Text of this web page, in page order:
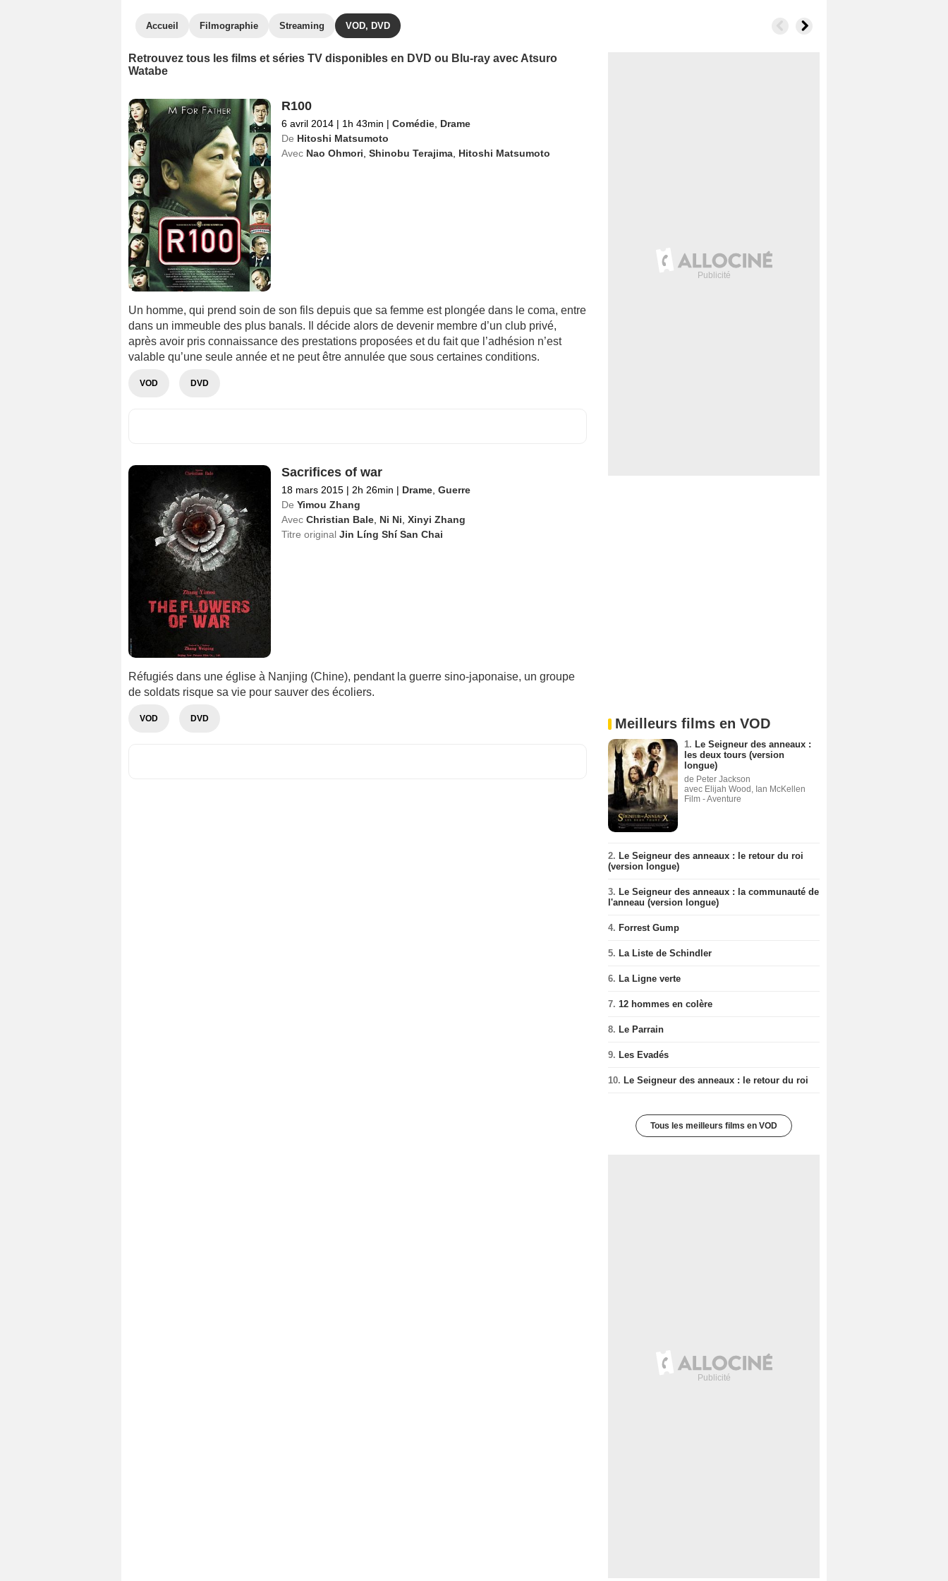
Accueil Filmographie Streaming VOD, DVD
Retrouvez tous les films et séries TV disponibles en DVD ou Blu-ray avec Atsuro
Watabe
R100
6 avril 2014 | 1h 43min | Comédie, Drame
De Hitoshi Matsumoto
Avec Nao Ohmori Shinobu Terajima, Hitoshi Matsumoto
Un homme, qui prend soin de son fils depuis que sa femme est plongée dans le coma, entre
dans un immeuble des plus banals. Il décide alors de devenir membre d’un club privé,
après avoir pris connaissance des prestations proposées et du fait que l’adhésion n’est
valable qu’une seule année et ne peut être annulée que sous certaines conditions.
VOD DVD
Sacrifices of war
18 mars 2015 | 2h 26min | Drame, Guerre
De Yimou Zhang
Avec Christian Bale, Ni Ni Xinyi Zhang
Titre original Jin Líng Shí San Chai
Réfugiés dans une église à Nanjing (Chine), pendant la guerre sino-japonaise, un groupe
de soldats risque sa vie pour sauver des écoliers.
VOD DVD Meilleurs films en VOD
1. Le Seigneur des anneaux :
les deux tours (version
longue)
de Peter Jackson
avec Elijah Wood, Ian McKellen
Film - Aventure
2. Le Seigneur des anneaux : le retour du roi
(version longue)
3. Le Seigneur des anneaux : la communauté de
l'anneau (version longue)
4. Forrest Gump
5. La Liste de Schindler
6. La Ligne verte
7. 12 hommes en colère
8. Le Parrain
9. Les Evadés
10. Le Seigneur des anneaux : le retour du roi
Tous les meilleurs films en VOD